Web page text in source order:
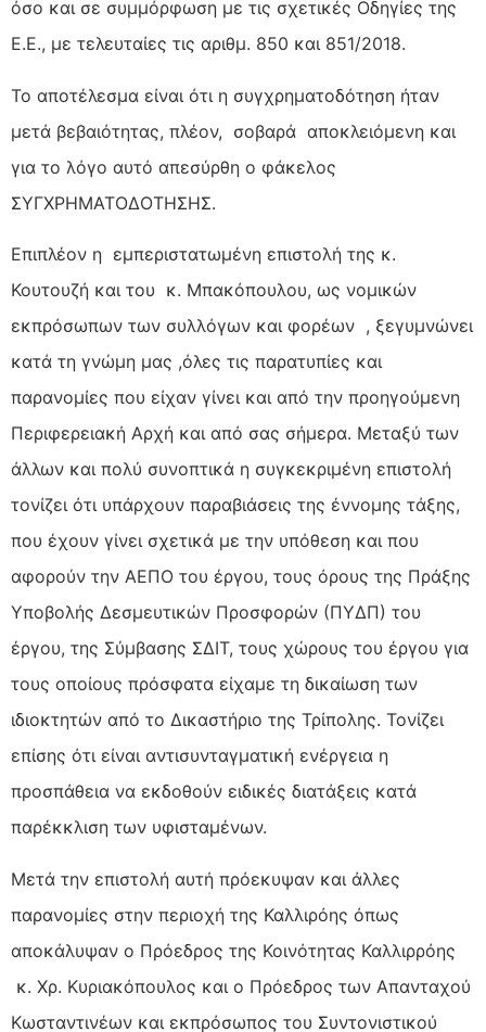
όσο και σε συμμόρφωση με τις σχετικές Οδηγίες της
Ε.Ε., με τελευταίες τις αριθμ. 850 και 851/2018.
Το αποτέλεσμα είναι ότι η συγχρηματοδότηση ήταν
μετά βεβαιότητας, πλέον, σοβαρά αποκλειόμενη και
για το λόγο αυτό απεσύρθη ο φάκελος
ΣΥΓΧΡΗΜΑΤΟΔΟΤΗΣΗΣ.
Επιπλέον η εμπεριστατωμένη επιστολή της κ.
Κουτουζή και του κ. Μπακόπουλου, ως νομικών
εκπρόσωπων των συλλόγων και φορέων , ξεγυμνώνει
κατά τη γνώμη μας ,όλες τις παρατυπίες και
παρανομίες που είχαν γίνει και από την προηγούμενη
Περιφερειακή Αρχή και από σας σήμερα. Μεταξύ των
άλλων και πολύ συνοπτικά η συγκεκριμένη επιστολή
τονίζει ότι υπάρχουν παραβιάσεις της έννομης τάξης,
που έχουν γίνει σχετικά με την υπόθεση και που
αφορούν την ΑΕΠΟ του έργου, τους όρους της Πράξης
Υποβολής Δεσμευτικών Προσφορών (ΠΥΔΠ) του
έργου, της Σύμβασης ΣΔΙΤ, τους χώρους του έργου για
τους οποίους πρόσφατα είχαμε τη δικαίωση των
ιδιοκτητών από το Δικαστήριο της Τρίπολης. Τονίζει
επίσης ότι είναι αντισυνταγματική ενέργεια η
προσπάθεια να εκδοθούν ειδικές διατάξεις κατά
παρέκκλιση των υφισταμένων.
Μετά την επιστολή αυτή πρόεκυψαν και άλλες
παρανομίες στην περιοχή της Καλλιρόης όπως
αποκάλυψαν ο Πρόεδρος της Κοινότητας Καλλιρρόης
κ. Χρ. Κυριακόπουλος και ο Πρόεδρος των Απανταχού
Κωσταντινέων και εκπρόσωπος του Συντονιστικού